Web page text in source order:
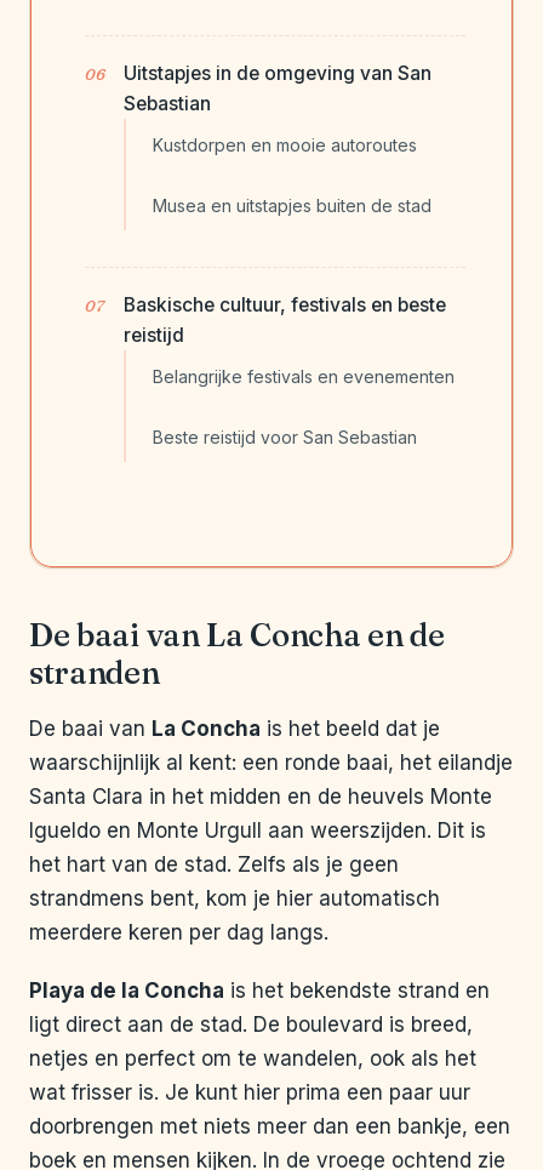
Uitstapjes in de omgeving van San
Sebastian
Kustdorpen en mooie autoroutes
Musea en uitstapjes buiten de stad
Baskische cultuur, festivals en beste
reistijd
Belangrijke festivals en evenementen
Beste reistijd voor San Sebastian
De baai van La Concha en de
stranden
De baai van La Concha is het beeld dat je
waarschijnlijk al kent: een ronde baai, het eilandje
Santa Clara in het midden en de heuvels Monte
Igueldo en Monte Urgull aan weerszijden. Dit is
het hart van de stad. Zelfs als je geen
strandmens bent, kom je hier automatisch
meerdere keren per dag langs.
Playa de la Concha is het bekendste strand en
ligt direct aan de stad. De boulevard is breed,
netjes en perfect om te wandelen, ook als het
wat frisser is. Je kunt hier prima een paar uur
doorbrengen met niets meer dan een bankje, een
boek en mensen kijken. In de vroege ochtend zie